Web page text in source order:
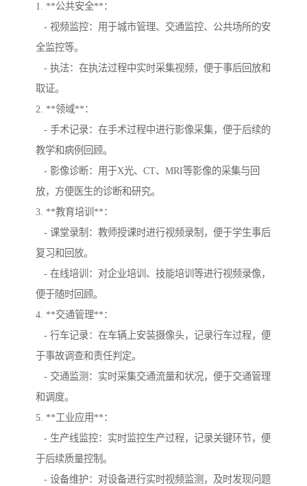
1. **公共安全**：
- 视频监控：用于城市管理、交通监控、公共场所的安
全监控等。
- 执法：在执法过程中实时采集视频，便于事后回放和
取证。
2. **领域**：
- 手术记录：在手术过程中进行影像采集，便于后续的
教学和病例回顾。
- 影像诊断：用于X光、CT、MRI等影像的采集与回
放，方便医生的诊断和研究。
3. **教育培训**：
- 课堂录制：教师授课时进行视频录制，便于学生事后
复习和回放。
- 在线培训：对企业培训、技能培训等进行视频录像，
便于随时回顾。
4. **交通管理**：
- 行车记录：在车辆上安装摄像头，记录行车过程，便
于事故调查和责任判定。
- 交通监测：实时采集交通流量和状况，便于交通管理
和调度。
5. **工业应用**：
- 生产线监控：实时监控生产过程，记录关键环节，便
于后续质量控制。
- 设备维护：对设备进行实时视频监测，及时发现问题